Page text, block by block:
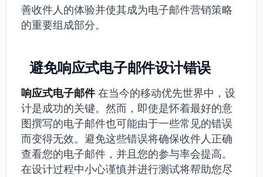
善收件人的体验并使其成为电子邮件营销策略
的重要组成部分。
避免响应式电子邮件设计错误
响应式电子邮件在当今的移动优先世界中，设
计是成功的关键。然而，即使是怀着最好的意
图撰写的电子邮件也可能由于一些常见的错误
而变得无效。避免这些错误将确保收件人正确
查看您的电子邮件，并且您的参与率会提高。
在设计过程中小心谨慎并进行测试将帮助您尽